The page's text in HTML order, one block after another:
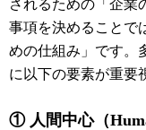
されるための「企業
事項を決めることで
めの仕組み」です。
に以下の要素が重要
① 人間中心（